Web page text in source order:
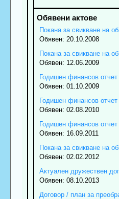
Покана за свикване на
Обявен: 20.10.2008
Покана за свикване на
Обявен: 12.06.2009
Годишен финансов отчет
Обявен: 01.10.2009
Годишен финансов отчет
Обявен: 02.08.2010
Годишен финансов отчет
Обявен: 16.09.2011
Покана за свикване на
Обявен: 02.02.2012
Актуален дружествен
Обявен: 08.10.2013
Договор / план за